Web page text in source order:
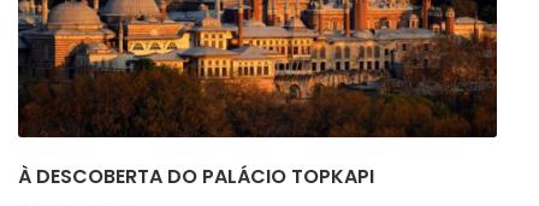
À DESCOBERTA DO PALÁCIO TOPKAPI